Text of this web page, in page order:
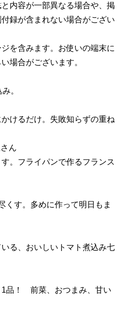
内容が一部異なる場合や、掲
録が含まれない場合がござい
を含みます。お使いの端末に
場合がございます。
。
けるだけ。失敗知らずの重ね
ん
。フライパンで作るフランス
す。多めに作って明日もま
る、おいしいトマト煮込み七
品！ 前菜、おつまみ、甘い